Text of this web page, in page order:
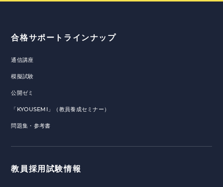
合格サポートラインナップ
通信講座
模擬試験
公開ゼミ
「KYOUSEMI」（教員養成セミナー）
問題集・参考書
教員採用試験情報